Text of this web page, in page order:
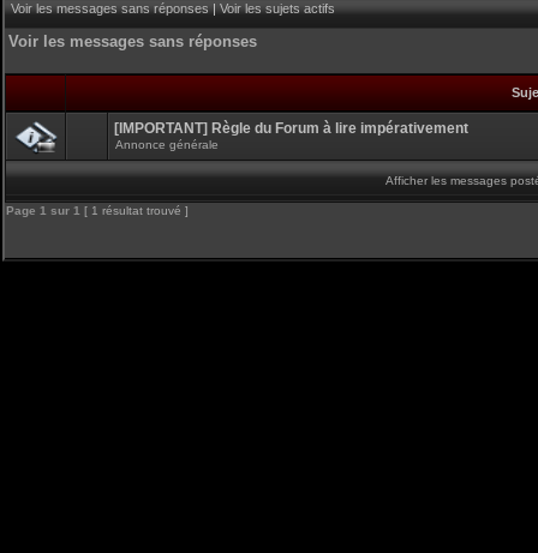
Voir les messages sans réponses|Voir les sujets actifs
Voir les messages sans réponses
[IMPORTANT] Règle du Forum à lire impérativement
Annonce générale
Afficher les messages
Page 1 sur 1 [ 1 résultat trouvé ]